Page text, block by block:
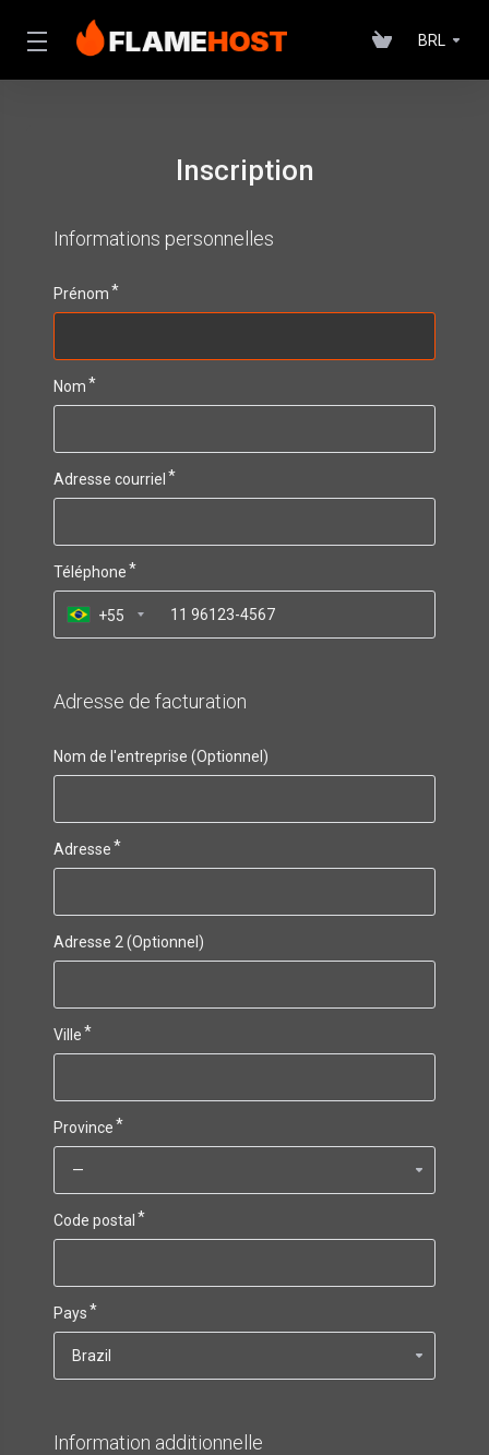
BRL
Inscription
Informations personnelles
Prénom
Nom
Adresse courriel
Téléphone
+55
Adresse de facturation
Nom de l'entreprise (Optionnel)
Adresse
Adresse 2 (Optionnel)
Ville
Province
Code postal
Pays
Information additionnelle